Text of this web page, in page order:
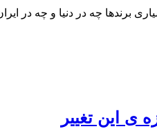
ی این تغییر